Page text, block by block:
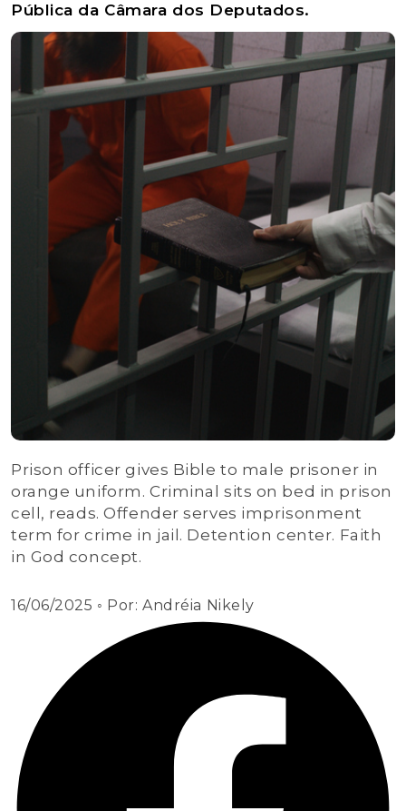
Pública da Câmara dos Deputados.
Prison officer gives Bible to male prisoner in
orange uniform. Criminal sits on bed in prison
cell, reads. Offender serves imprisonment
term for crime in jail. Detention center. Faith
in God concept.
16/06/2025 ◦ Por:Andréia Nikely